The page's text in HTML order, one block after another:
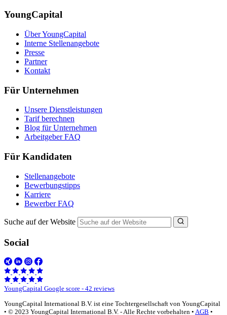
YoungCapital
Über YoungCapital
Interne Stellenangebote
Presse
Partner
Kontakt
Für Unternehmen
Unsere Dienstleistungen
Tarif berechnen
Blog für Unternehmen
Arbeitgeber FAQ
Für Kandidaten
Stellenangebote
Bewerbungstipps
Karriere
Bewerber FAQ
Suche auf der Website
Social
YoungCapital Google score - 42 reviews
YoungCapital International B.V. ist eine Tochtergesellschaft von YoungCapital
• © 2023 YoungCapital International B.V. - Alle Rechte vorbehalten • AGB •